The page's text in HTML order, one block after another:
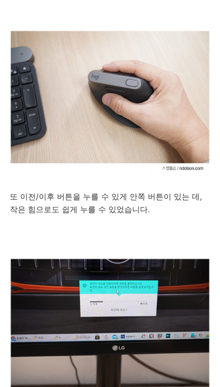
또 이전/이후 버튼을 누를 수 있게 안쪽 버튼이 있는 데,
작은 힘으로도 쉽게 누를 수 있었습니다.